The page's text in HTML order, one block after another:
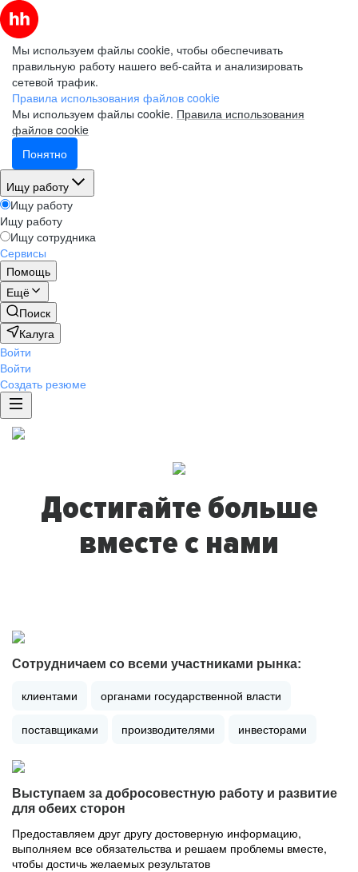
Мы используем файлы cookie, чтобы обеспечивать
правильную работу нашего веб-сайта и анализировать
сетевой трафик.
Правила использования файлов cookie
Мы используем файлы cookie. Правила использования
файлов cookie
Понятно
Ищу работу
Ищу работу
Ищу работу
Ищу сотрудника
Сервисы
Помощь
Ещё
Поиск
Калуга
Войти
Войти
Создать резюме
Достигайте больше
вместе с нами
Сотрудничаем со всеми участниками рынка:
клиентами органами государственной власти
поставщиками производителями инвесторами
Выступаем за добросовестную работу и развитие
для обеих сторон
Предоставляем друг другу достоверную информацию,
выполняем все обязательства и решаем проблемы вместе,
чтобы достичь желаемых результатов